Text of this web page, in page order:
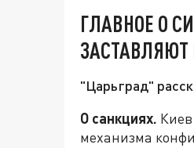
ГЛАВНОЕ О
"Царьград"
О санкциях.
механизма